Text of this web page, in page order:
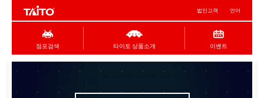
법인고객 언어
점포검색 타이토 상품소개 이벤트